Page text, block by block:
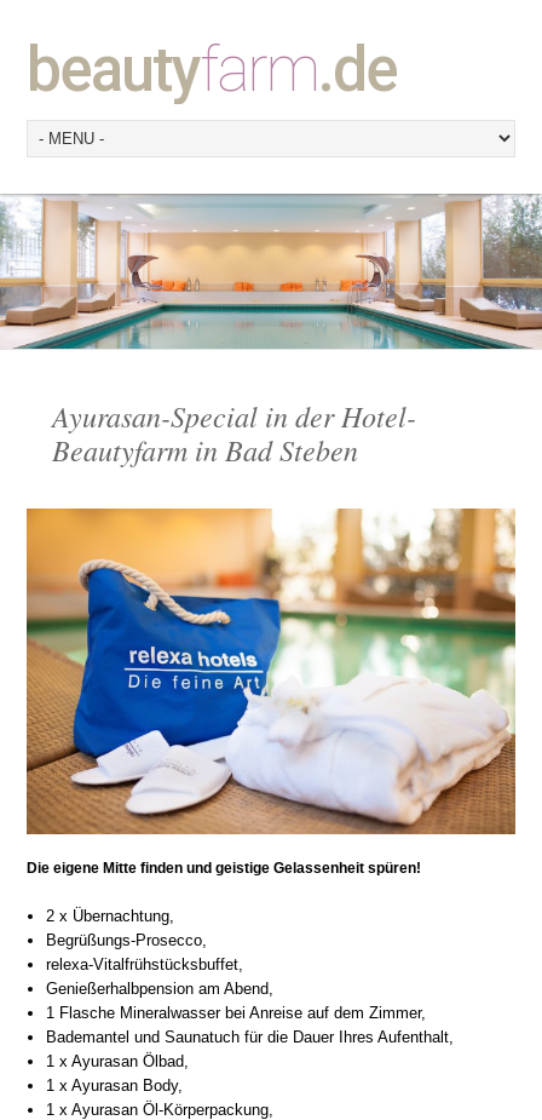
beautyfarm.de
Ayurasan-Special in der Hotel-
Beautyfarm in Bad Steben
Die eigene Mitte finden und geistige Gelassenheit spüren!
2 x Übernachtung,
Begrüßungs-Prosecco,
relexa-Vitalfrühstücksbuffet,
Genießerhalbpension am Abend,
1 Flasche Mineralwasser bei Anreise auf dem Zimmer,
Bademantel und Saunatuch für die Dauer Ihres Aufenthalt,
1 x Ayurasan Ölbad,
1 x Ayurasan Body,
1 x Ayurasan Öl-Körperpackung,